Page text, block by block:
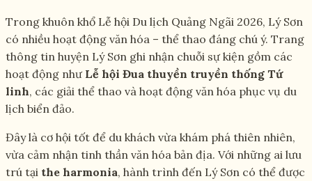
Trong khuôn khổ Lễ hội Du lịch Quảng Ngãi 2026, Lý Sơn
có nhiều hoạt động văn hóa – thể thao đáng chú ý. Trang
thông tin huyện Lý Sơn ghi nhận chuỗi sự kiện gồm các
hoạt động như Lễ hội Đua thuyền truyền thống Tứ
linh, các giải thể thao và hoạt động văn hóa phục vụ du
lịch biển đảo.
Đây là cơ hội tốt để du khách vừa khám phá thiên nhiên,
vừa cảm nhận tinh thần văn hóa bản địa. Với những ai lưu
trú tại the harmonia, hành trình đến Lý Sơn có thể được